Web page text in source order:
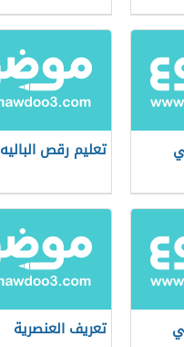
تعليم رقص الباليه
تعريف العنصرية